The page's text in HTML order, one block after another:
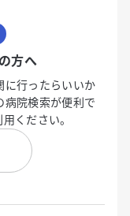
方へ
に行ったらいいか
病院検索が便利で
ください。